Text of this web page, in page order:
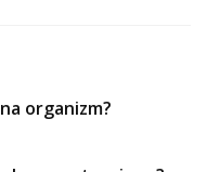
organizm?